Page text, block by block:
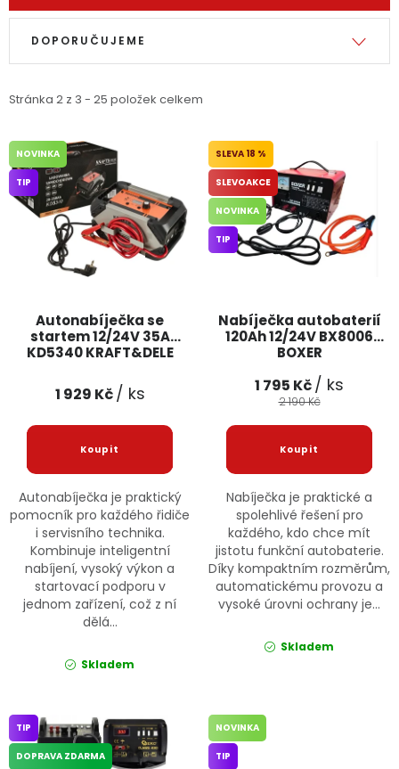
Výprodej
Jaký je aktuální stav mé objednávky?
Velkoobchodní spolupráce (B2B) Prodejna nářadí
Servis nářadí
Doprava a platba Váš zákaznický účet Kontakt
Reklamační formulář Odstoupení ve lhůtě 14 dní
Obchodní podmínky Reklamační řád
Podmínky ochrany osobních údajů
Výpis produktů
Stránka 2 z 3 - 25 položek celkem
Řazení produktů
DOPORUČUJEME
Autonabíječka se
startem 12/24V 35A
KD5340 KRAFT&DELE
NOVINKA
TIP
1 929 Kč/ ks
Autonabíječka je praktický
pomocník pro každého řidiče
i servisního technika.
Kombinuje inteligentní
nabíjení, vysoký výkon a
startovací podporu v
jednom zařízení, což z ní
dělá...
Skladem
Nabíječka autobaterií
120Ah 12/24V BX8006
BOXER
18 %
SLEVOAKCE
NOVINKA
TIP
1 795 Kč/ ks
2 190 Kč
Nabíječka je praktické a
spolehlivé řešení pro
každého, kdo chce mít
jistotu funkční autobaterie.
Díky kompaktním rozměrům,
automatickému provozu a
vysoké úrovni ochrany je...
Skladem
TIP
DOPRAVA ZDARMA
NOVINKA
TIP